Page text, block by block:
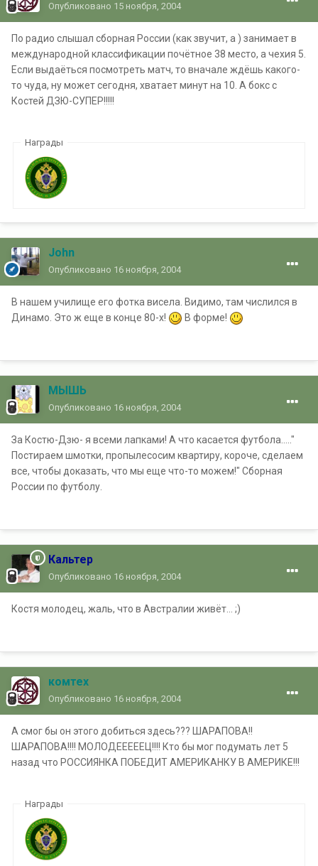
Опубликовано 15 ноября, 2004
По радио слышал сборная России (как звучит, а ) занимает в
международной классификации почётное 38 место, а чехия 5.
Если выдаёться посмотреть матч, то вначале ждёшь какого-
то чуда, ну может сегодня, хватает минут на 10. А бокс с
Костей ДЗЮ-СУПЕР!!!!!
Награды
John
Опубликовано 16 ноября, 2004
В нашем училище его фотка висела. Видимо, там числился в
Динамо. Это ж еще в конце 80-х!
В форме!
МЫШЬ
Опубликовано 16 ноября, 2004
За Костю-Дзю- я всеми лапками! А что касается футбола....."
Постираем шмотки, пропылесосим квартиру, короче, сделаем
все, чтобы доказать, что мы еще что-то можем!" Сборная
России по футболу.
Кальтер
Опубликовано 16 ноября, 2004
Костя молодец, жаль, что в Австралии живёт... ;)
комтех
Опубликовано 16 ноября, 2004
А смог бы он этого добиться здесь??? ШАРАПОВА!!
ШАРАПОВА!!!! МОЛОДЕЕЕЕЕЦ!!!! Кто бы мог подумать лет 5
назад что РОССИЯНКА ПОБЕДИТ АМЕРИКАНКУ В АМЕРИКЕ!!!
Награды